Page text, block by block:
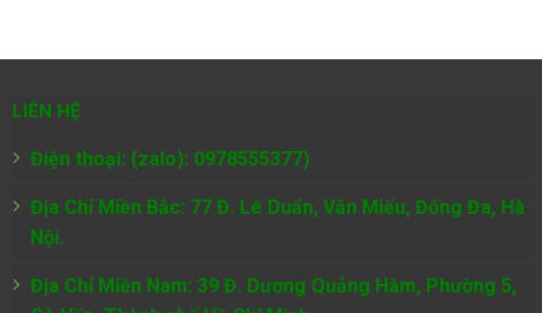
LIÊN HỆ
Điện thoại: (zalo): 0978555377)
Địa Chỉ Miền Bắc: 77 Đ. Lê Duẩn, Văn Miếu, Đống Đa, Hà
Nội.
Địa Chỉ Miền Nam: 39 Đ. Dương Quảng Hàm, Phường 5,